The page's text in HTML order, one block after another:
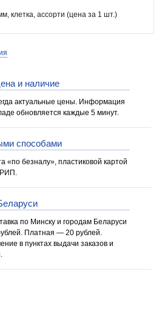
клетка, ассорти (цена за 1 шт.)
и наличие
актуальные цены. Информация
обновляется каждые 5 минут.
способами
«по безналу», пластиковой картой
по Минску и городам Беларуси
Платная — 20 рублей.
в пунктах выдачи заказов и